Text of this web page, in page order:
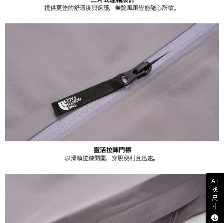
AI
找
尺
寸